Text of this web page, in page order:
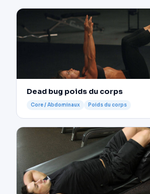
Dead bug poids du corps
Core / Abdominaux Poids du corps